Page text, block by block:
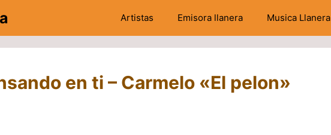
Artistas Emisora llanera Musica Llanera
en ti – Carmelo «El pelon»